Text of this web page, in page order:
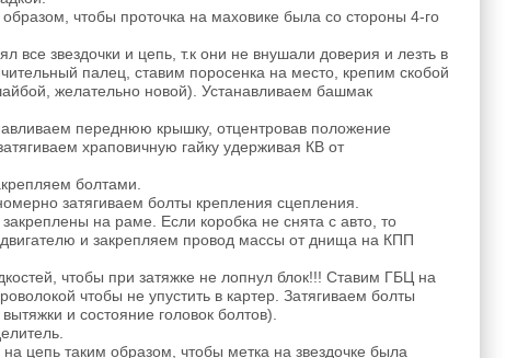
чтобы проточка на маховике была со стороны 4-го
все звездочки и цепь, т.к они не внушали доверия и лезть в
палец, ставим поросенка на место, крепим скобой
желательно новой). Устанавливаем башмак
переднюю крышку, отцентровав положение
храповичную гайку удерживая КВ от
болтами.
затягиваем болты крепления сцепления.
на раме. Если коробка не снята с авто, то
и закрепляем провод массы от днища на КПП
чтобы при затяжке не лопнул блок!!! Ставим ГБЦ на
чтобы не упустить в картер. Затягиваем болты
и состояние головок болтов).
цепь таким образом, чтобы метка на звездочке была